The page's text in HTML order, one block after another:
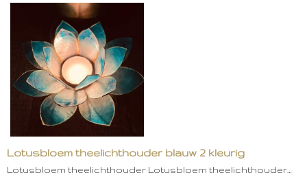
Lotusbloem theelichthouder blauw 2 kleurig
Lotusbloem theelichthouder Lotusbloem theelichthouder…